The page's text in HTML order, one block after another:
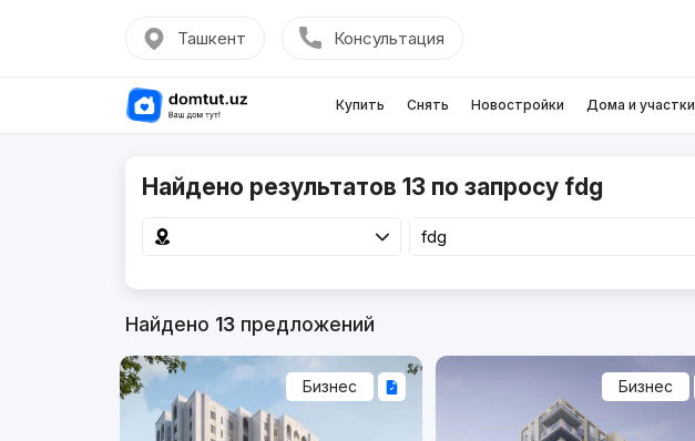
Ташкент Консультация
Купить Снять Новостройки Дома и участки
Найдено результатов 13 по запросу fdg
Найдено 13предложений
Бизнес Бизнес